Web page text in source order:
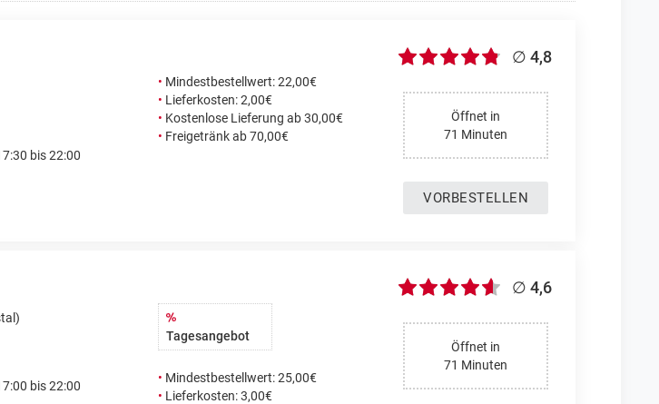
bis 22:00
• Mindestbestellwert: 22,00€
• Lieferkosten: 2,00€
• Kostenlose Lieferung ab 30,00€
• Freigetränk ab 70,00€
∅ 4,8
Öffnet in
71 Minuten
VORBESTELLEN
bis 22:00
Tagesangebot
• Mindestbestellwert: 25,00€
• Lieferkosten: 3,00€
∅ 4,6
Öffnet in
71 Minuten